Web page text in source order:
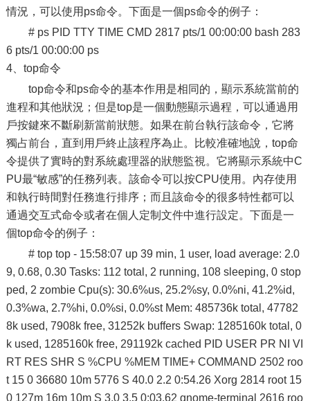
情況，可以使用ps命令。下面是一個ps命令的例子：
# ps PID TTY TIME CMD 2817 pts/1 00:00:00 bash 283
6 pts/1 00:00:00 ps
4、top命令
top命令和ps命令的基本作用是相同的，顯示系統當前的
進程和其他狀況；但是top是一個動態顯示過程，可以通過用
戶按鍵來不斷刷新當前狀態。如果在前台執行該命令，它將
獨占前台，直到用戶終止該程序為止。比較准確地說，top命
令提供了實時的對系統處理器的狀態監視。它將顯示系統中C
PU最“敏感”的任務列表。該命令可以按CPU使用。內存使用
和執行時間對任務進行排序；而且該命令的很多特性都可以
通過交互式命令或者在個人定制文件中進行設定。下面是一
個top命令的例子：
# top top - 15:58:07 up 39 min, 1 user, load average: 2.0
9, 0.68, 0.30 Tasks: 112 total, 2 running, 108 sleeping, 0 stop
ped, 2 zombie Cpu(s): 30.6%us, 25.2%sy, 0.0%ni, 41.2%id,
0.3%wa, 2.7%hi, 0.0%si, 0.0%st Mem: 485736k total, 47782
8k used, 7908k free, 31252k buffers Swap: 1285160k total, 0
k used, 1285160k free, 291192k cached PID USER PR NI VI
RT RES SHR S %CPU %MEM TIME+ COMMAND 2502 roo
t 15 0 36680 10m 5776 S 40.0 2.2 0:54.26 Xorg 2814 root 15
0 127m 16m 10m S 3.0 3.5 0:03.62 gnome-terminal 2616 roo